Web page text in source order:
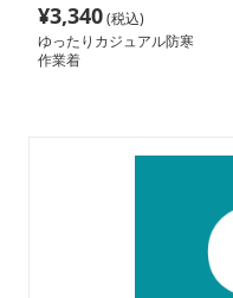
¥3,340(税込)
ゆったりカジュアル防寒
作業着